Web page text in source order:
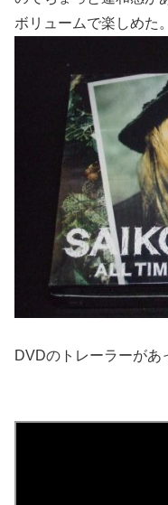
ボリュームで楽しめた。
DVDのトレーラーがあ